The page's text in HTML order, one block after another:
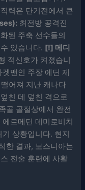
력은 단기전에서 큰
최전방 공격진
된 주축 선수들의
있습니다. [!] 메디
적신호가 켜졌습니
맨인 주장 에딘 제
어져 지난 캐나다
친 데 덮친 격으로
골 골절상에서 완전
르메딘 데미로비치
상황입니다. 현지
한 결과, 보스니아는
전술 훈련에 사활